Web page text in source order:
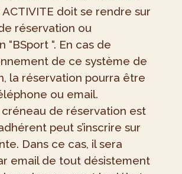
doit se rendre sur
réservation ou
“BSport “. En cas de
de ce système de
la réservation pourra être
ou email.
créneau de réservation est
peut s’inscrire sur
Dans ce cas, il sera
email de tout désistement